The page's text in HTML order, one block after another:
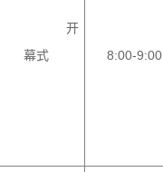
开
幕式
8:00-9:00